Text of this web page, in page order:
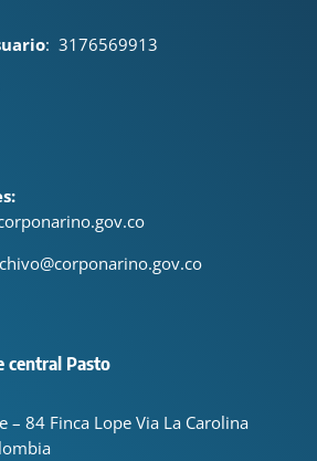
: 3176569913
central Pasto
– 84 Finca Lope Via La Carolina